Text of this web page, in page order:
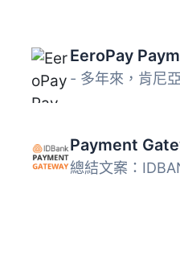
EeroPay
Payment